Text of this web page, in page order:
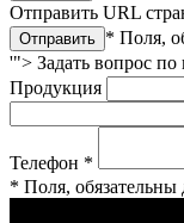
Отправить URL
* Поля,
'"> Задать вопрос
Продукция
Телефон *
* Поля, обязательны